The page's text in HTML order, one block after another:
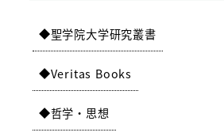
聖学院大学研究叢書
Veritas Books
哲学・思想